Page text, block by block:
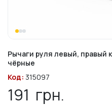
Рычаги руля левый, правый
чёрные
Код: 315097
191 грн.